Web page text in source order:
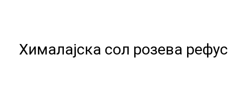
Хималајска сол розева рефус